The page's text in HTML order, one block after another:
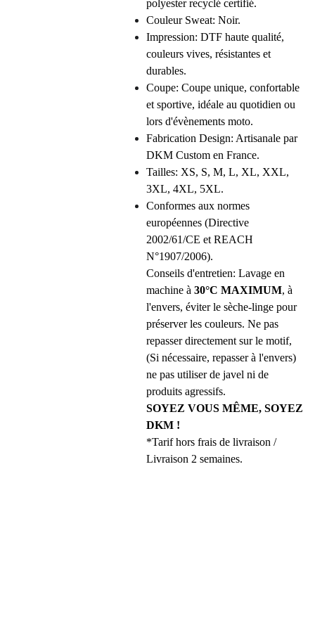
polyester recyclé certifié.
Couleur Sweat: Noir.
Impression: DTF haute qualité,
couleurs vives, résistantes et
durables.
Coupe: Coupe unique, confortable
et sportive, idéale au quotidien ou
lors d'évènements moto.
Fabrication Design: Artisanale par
DKM Custom en France.
Tailles: XS, S, M, L, XL, XXL,
3XL, 4XL, 5XL.
Conformes aux normes
européennes (Directive
2002/61/CE et REACH
N°1907/2006).
Conseils d'entretien: Lavage en
machine à 30°C MAXIMUM, à
l'envers, éviter le sèche-linge pour
préserver les couleurs. Ne pas
repasser directement sur le motif,
(Si nécessaire, repasser à l'envers)
ne pas utiliser de javel ni de
produits agressifs.
SOYEZ VOUS MÊME, SOYEZ
DKM !
*Tarif hors frais de livraison /
Livraison 2 semaines.